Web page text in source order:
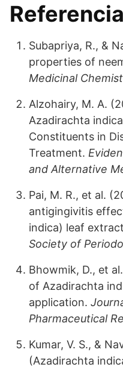
Subapriya, R., &
properties of
Medicinal
Alzohairy, M. A.
Azadirachta
Constituents in
Treatment.
and Alternative
Pai, M. R., et al.
antigingivitis
indica) leaf
Society of
Bhowmik, D., et
of Azadirachta
application.
Pharmaceutical
Kumar, V. S., &
(Azadirachta